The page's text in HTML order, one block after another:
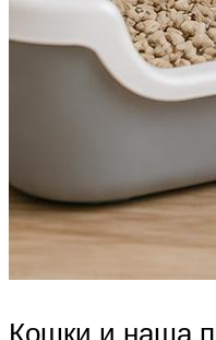
Кошки и наша